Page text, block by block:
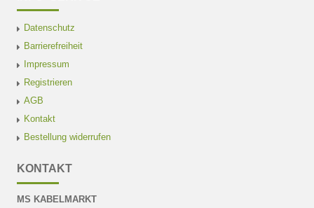
Datenschutz
Barrierefreiheit
Impressum
Registrieren
AGB
Kontakt
Bestellung widerrufen
KONTAKT
MS KABELMARKT